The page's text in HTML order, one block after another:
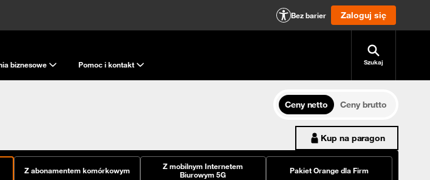
Bez barier Zaloguj się
biznesowe Pomoc i kontakt Szukaj
Ceny netto
Ceny brutto
Kup na paragon
Z abonamentem komórkowym
Z mobilnym Internetem
Biurowym 5G
Pakiet Orange dla Firm